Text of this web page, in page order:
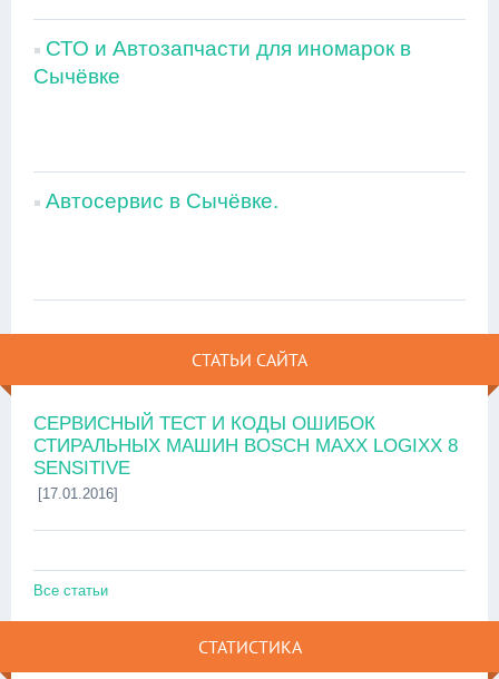
СТО и Автозапчасти для иномарок в
Сычёвке
Автосервис в Сычёвке.
СТАТЬИ САЙТА
СЕРВИСНЫЙ ТЕСТ И КОДЫ ОШИБОК
СТИРАЛЬНЫХ МАШИН BOSCH MAXX LOGIXX 8
SENSITIVE
[17.01.2016]
Все статьи
СТАТИСТИКА